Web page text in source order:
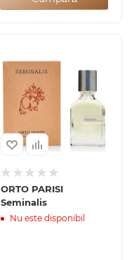
ORTO PARISI
Seminalis
Nu este disponibil